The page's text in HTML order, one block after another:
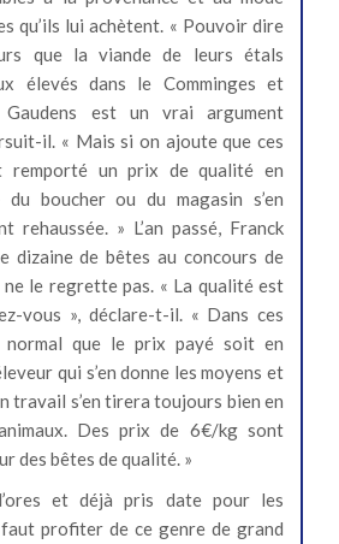
qu’ils lui achètent. « Pouvoir dire
que la viande de leurs étals
élevés dans le Comminges et
est un vrai argument
il. « Mais si on ajoute que ces
remporté un prix de qualité en
du boucher ou du magasin s’en
rehaussée. » L’an passé, Franck
dizaine de bêtes au concours de
ne le regrette pas. « La qualité est
vous », déclare-t-il. « Dans ces
que le prix payé soit en
qui s’en donne les moyens et
travail s’en tirera toujours bien en
Des prix de 6€/kg sont
des bêtes de qualité. »
et déjà pris date pour les
profiter de ce genre de grand